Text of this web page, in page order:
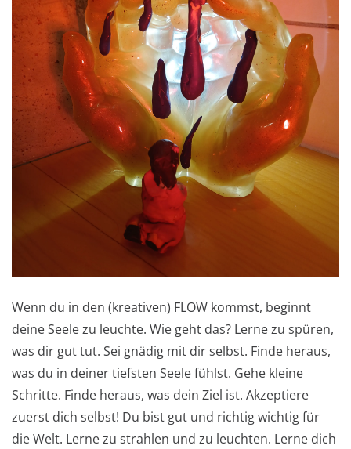
Wenn du in den (kreativen) FLOW kommst, beginnt
deine Seele zu leuchte. Wie geht das? Lerne zu spüren,
was dir gut tut. Sei gnädig mit dir selbst. Finde heraus,
was du in deiner tiefsten Seele fühlst. Gehe kleine
Schritte. Finde heraus, was dein Ziel ist. Akzeptiere
zuerst dich selbst! Du bist gut und richtig wichtig für
die Welt. Lerne zu strahlen und zu leuchten. Lerne dich